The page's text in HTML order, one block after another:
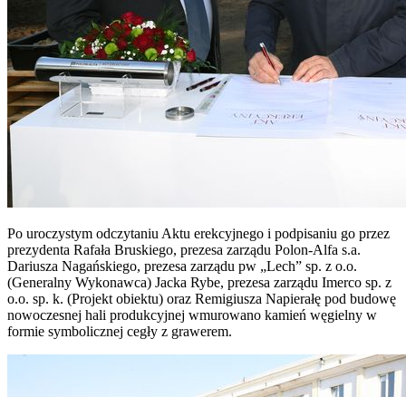
Po uroczystym odczytaniu Aktu erekcyjnego i podpisaniu go przez
prezydenta Rafała Bruskiego, prezesa zarządu Polon-Alfa s.a.
Dariusza Nagańskiego, prezesa zarządu pw „Lech” sp. z o.o.
(Generalny Wykonawca) Jacka Rybe, prezesa zarządu Imerco sp. z
o.o. sp. k. (Projekt obiektu) oraz Remigiusza Napierałę pod budowę
nowoczesnej hali produkcyjnej wmurowano kamień węgielny w
formie symbolicznej cegły z grawerem.